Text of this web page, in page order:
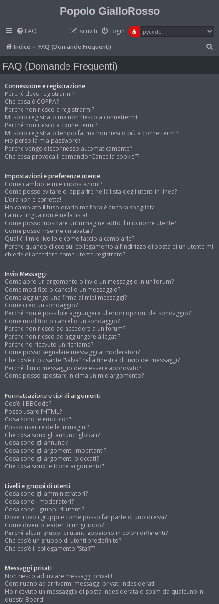
Popolo GialloRosso
FAQ Login
Iscriviti
Indice
FAQ (Domande Frequenti)
FAQ (Domande Frequenti)
Connessione e registrazione
Perché devo registrarmi?
Che cosa è COPPA?
Perché non riesco a registrarmi?
Mi sono registrato ma non riesco a connettermi!
Perché non riesco a connettermi?
Mi sono registrato tempo fa, ma non riesco più a connettermi?!
Ho perso la mia password!
Perché vengo disconnesso automaticamente?
Che cosa provoca il comando “Cancella cookie”?
Impostazioni e preferenze utente
Come cambio le mie impostazioni?
Come posso evitare di apparire nella lista degli utenti in linea?
L’ora non è corretta!
Ho cambiato il fuso orario ma l’ora è ancora sbagliata
La mia lingua non è nella lista!
Come posso mostrare un’immagine sotto il mio nome utente?
Come posso inserire un avatar?
Qual è il mio livello e come faccio a cambiarlo?
Perché quando clicco sul collegamento all’indirizzo di posta di un utente mi
chiede di accedere come utente registrato?
Invio Messaggi
Come apro un argomento o invio un messaggio in un forum?
Come modifico o cancello un messaggio?
Come aggiungo una firma ai miei messaggi?
Come creo un sondaggio?
Perché non è possibile aggiungere ulteriori opzioni del sondaggio?
Come modifico o cancello un sondaggio?
Perché non riesco ad accedere a un forum?
Perché non riesco ad aggiungere allegati?
Perché ho ricevuto un richiamo?
Come posso segnalare messaggi ai moderatori?
Che cos’è il pulsante “Salva” nella finestra di invio dei messaggi?
Perché il mio messaggio deve essere approvato?
Come posso spostare in cima un mio argomento?
Formattazione e tipi di argomenti
Cos’è il BBCode?
Posso usare l’HTML?
Cosa sono le emoticon?
Posso inserire delle immagini?
Che cosa sono gli annunci globali?
Cosa sono gli annunci?
Cosa sono gli argomenti importanti?
Cosa sono gli argomenti bloccati?
Che cosa sono le icone argomento?
Livelli e gruppi di utenti
Cosa sono gli amministratori?
Cosa sono i moderatori?
Cosa sono i gruppi di utenti?
Dove trovo i gruppi e come posso far parte di uno di essi?
Come divento leader di un gruppo?
Perché alcuni gruppi di utenti appaiono in colori differenti?
Che cos’è un gruppo di utenti predefinito?
Che cos’è il collegamento “Staff”?
Messaggi privati
Non riesco ad inviare messaggi privati!
Continuano ad arrivarmi messaggi privati indesiderati!
Ho ricevuto un messaggio di posta indesiderata o spam da qualcuno in
questa Board!